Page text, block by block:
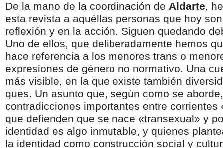
De la mano de la coordinación de Aldarte,
esta revista a aquéllas personas que hoy
reflexión y en la acción. Siguen quedando
Uno de ellos, que deliberadamente hemos
hace referencia a los menores trans o
expresiones de género no normati­vo. Una
más visible, en la que existe también
ques. Un asunto que, según como se
contradicciones importantes entre corrientes
que defienden que se nace «transexual» y
identidad es algo inmutable, y quienes
la identidad como construcción social y